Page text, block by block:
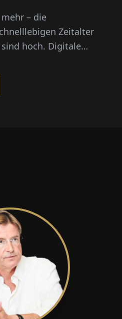
– die
Zeitalter
hoch. Digitale